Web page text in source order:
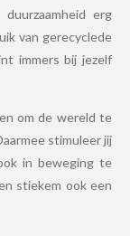
erg
van gerecyclede
immers bij jezelf
om de wereld te
stimuleer jij
in beweging te
stiekem ook een